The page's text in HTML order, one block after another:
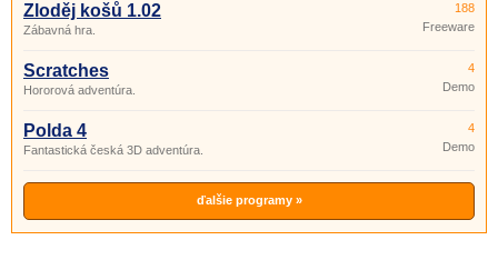
Zloděj košů 1.02
Zábavná hra.
188
Freeware
Scratches
Hororová adventúra.
4
Demo
Polda 4
Fantastická česká 3D adventúra.
4
Demo
ďalšie programy »